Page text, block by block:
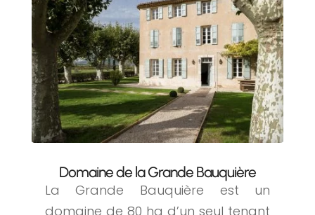
Domaine de la Grande Bauquière
La Grande Bauquière est un
domaine de 80 ha d’un seul tenant